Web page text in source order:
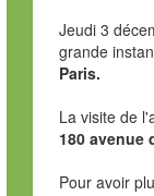
Jeudi 3
grande
Paris.
La visite de
180 avenue
Pour avoir